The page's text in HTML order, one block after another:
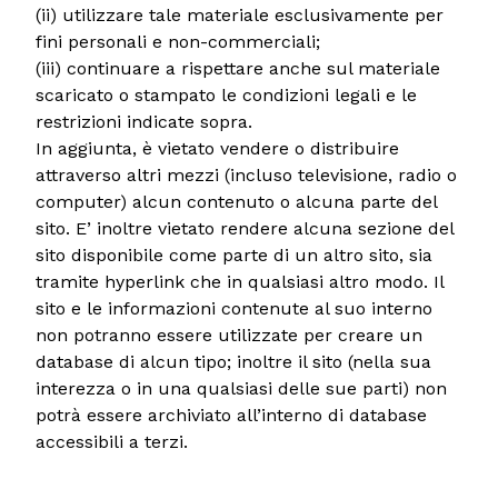
(ii) utilizzare tale materiale esclusivamente per
fini personali e non-commerciali;
(iii) continuare a rispettare anche sul materiale
scaricato o stampato le condizioni legali e le
restrizioni indicate sopra.
In aggiunta, è vietato vendere o distribuire
attraverso altri mezzi (incluso televisione, radio o
computer) alcun contenuto o alcuna parte del
sito. E’ inoltre vietato rendere alcuna sezione del
sito disponibile come parte di un altro sito, sia
tramite hyperlink che in qualsiasi altro modo. Il
sito e le informazioni contenute al suo interno
non potranno essere utilizzate per creare un
database di alcun tipo; inoltre il sito (nella sua
interezza o in una qualsiasi delle sue parti) non
potrà essere archiviato all’interno di database
accessibili a terzi.